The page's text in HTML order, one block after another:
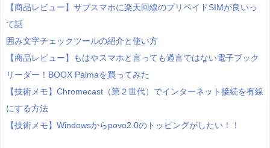
【商品レビュー】サブスマホに楽天回線のプリペイドSIMが良いっ
て話
囲み文字チェックツールの紹介と使い方
【商品レビュー】もはやスマホと言っても過言ではない電子ブック
リーダー！BOOX Palmaを買ってみた
【技術メモ】Chromecast（第２世代）でインターネット接続を有線
にする方法
【技術メモ】Windowsからpovo2.0のトッピングがしたい！！